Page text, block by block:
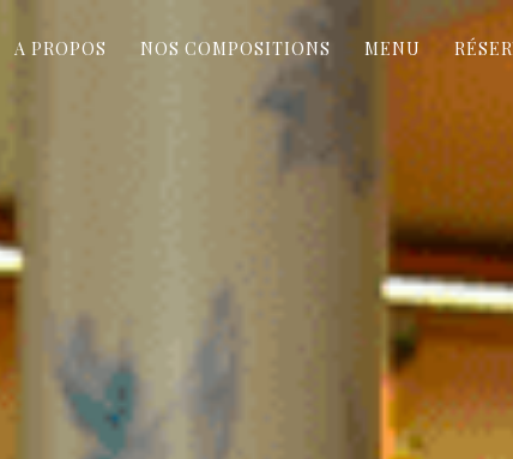
A PROPOS NOS COMPOSITIONS MENU